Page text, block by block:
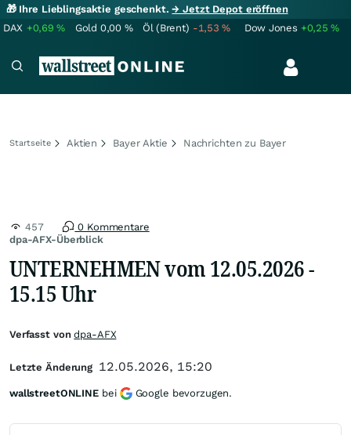
🎁 Ihre Lieblingsaktie geschenkt.→ Jetzt Depot eröffnen
DAX +0,69% Gold 0,00 % Öl (Brent) -1,53% Dow Jones +0,25%
Startseite Aktien Bayer Aktie Nachrichten zu Bayer
dpa-AFX-Überblick
457 0 Kommentare
UNTERNEHMEN vom 12.05.2026 -
15.15 Uhr
Verfasst vondpa-AFX
Letzte Änderung 12.05.2026, 15:20
wallstreetONLINE bei Google bevorzugen.